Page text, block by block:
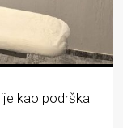
kao podrška